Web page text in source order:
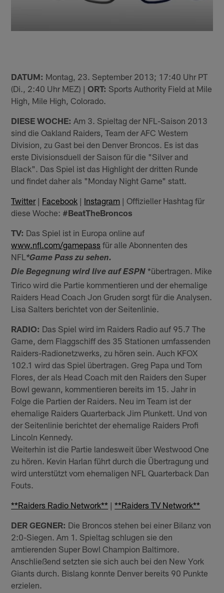
DATUM: Montag, 23. September 2013; 17:40 Uhr PT
(Di., 2:40 Uhr MEZ) |ORT: Sports Authority Field at Mile
High, Mile High, Colorado.
DIESE WOCHE: Am 3. Spieltag der NFL-Saison 2013
sind die Oakland Raiders, Team der AFC Western
Division, zu Gast bei den Denver Broncos. Es ist das
erste Divisionsduell der Saison für die "Silver and
Black". Das Spiel ist das Highlight der dritten Runde
und findet daher als "Monday Night Game" statt.
Twitter| Facebook | Instagram | Offizieller Hashtag für
diese Woche: #BeatTheBroncos
TV: Das Spiel ist in Europa online auf
www.nfl.com/gamepass für alle Abonnenten des
NFL *Game Pass zu sehen.
Die Begegnung wird live auf ESPN *übertragen. Mike
Tirico wird die Partie kommentieren und der ehemalige
Raiders Head Coach Jon Gruden sorgt für die Analysen.
Lisa Salters berichtet von der Seitenlinie.
RADIO: Das Spiel wird im Raiders Radio auf 95.7 The
Game, dem Flaggschiff des 35 Stationen umfassenden
Raiders-Radionetzwerks, zu hören sein. Auch KFOX
102.1 wird das Spiel übertragen. Greg Papa und Tom
Flores, der als Head Coach mit den Raiders den Super
Bowl gewann, kommentieren bereits im 15. Jahr in
Folge die Partien der Raiders. Neu im Team ist der
ehemalige Raiders Quarterback Jim Plunkett. Und von
der Seitenlinie berichtet der ehemalige Raiders Profi
Lincoln Kennedy.
Weiterhin ist die Partie landesweit über Westwood One
zu hören. Kevin Harlan führt durch die Übertragung und
wird unterstützt vom ehemaligen NFL Quarterback Dan
Fouts.
**Raiders Radio Network** |**Raiders TV Network**
DER GEGNER: Die Broncos stehen bei einer Bilanz von
2:0-Siegen. Am 1. Spieltag schlugen sie den
amtierenden Super Bowl Champion Baltimore.
Anschließend setzten sie sich auch bei den New York
Giants durch. Bislang konnte Denver bereits 90 Punkte
erzielen.